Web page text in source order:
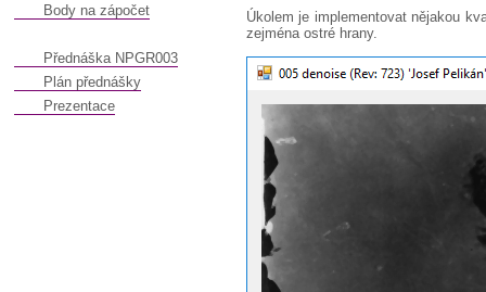
Body na zápočet
Přednáška NPGR003
Plán přednášky
Prezentace
Úkolem je implementovat nějakou
zejména ostré hrany.